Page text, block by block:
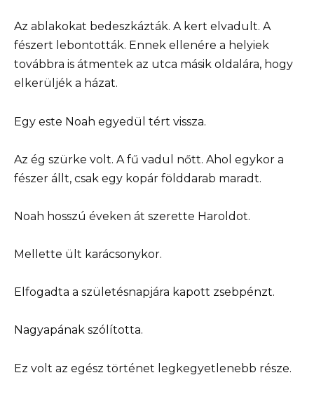
Az ablakokat bedeszkázták. A kert elvadult. A
fészert lebontották. Ennek ellenére a helyiek
továbbra is átmentek az utca másik oldalára, hogy
elkerüljék a házat.
Egy este Noah egyedül tért vissza.
Az ég szürke volt. A fű vadul nőtt. Ahol egykor a
fészer állt, csak egy kopár földdarab maradt.
Noah hosszú éveken át szerette Haroldot.
Mellette ült karácsonykor.
Elfogadta a születésnapjára kapott zsebpénzt.
Nagyapának szólította.
Ez volt az egész történet legkegyetlenebb része.